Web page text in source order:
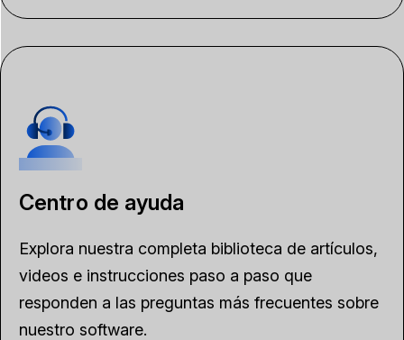
Centro de ayuda
Explora nuestra completa biblioteca de artículos,
videos e instrucciones paso a paso que
responden a las preguntas más frecuentes sobre
nuestro software.